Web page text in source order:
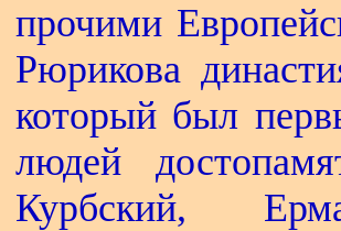
прочими
Рюрикова
который был
людей
Курбский,